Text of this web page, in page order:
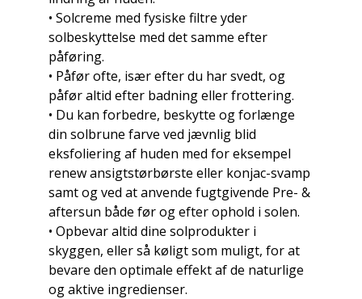
• Solcreme med fysiske filtre yder
solbeskyttelse med det samme efter
påføring.
• Påfør ofte, især efter du har svedt, og
påfør altid efter badning eller frottering.
• Du kan forbedre, beskytte og forlænge
din solbrune farve ved jævnlig blid
eksfoliering af huden med for eksempel
renew ansigtstørbørste eller konjac-svamp
samt og ved at anvende fugtgivende Pre- &
aftersun både før og efter ophold i solen.
• Opbevar altid dine solprodukter i
skyggen, eller så køligt som muligt, for at
bevare den optimale effekt af de naturlige
og aktive ingredienser.